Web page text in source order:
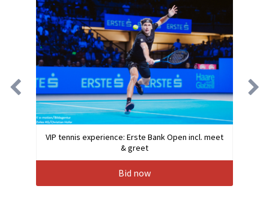
VIP tennis experience: Erste Bank Open incl. meet
& greet
Bid now